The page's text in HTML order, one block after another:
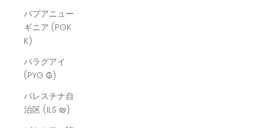
パプアニュー
ギニア (PGK
K)
パラグアイ
(PYG ₲)
パレスチナ自
治区 (ILS ₪)